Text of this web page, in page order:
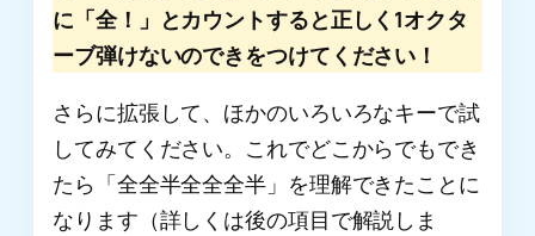
に「全！」とカウントすると正しく1オクタ
ーブ弾けないのできをつけてください！
さらに拡張して、ほかのいろいろなキーで試
してみてください。これでどこからでもでき
たら「全全半全全全半」を理解できたことに
なります（詳しくは後の項目で解説しま